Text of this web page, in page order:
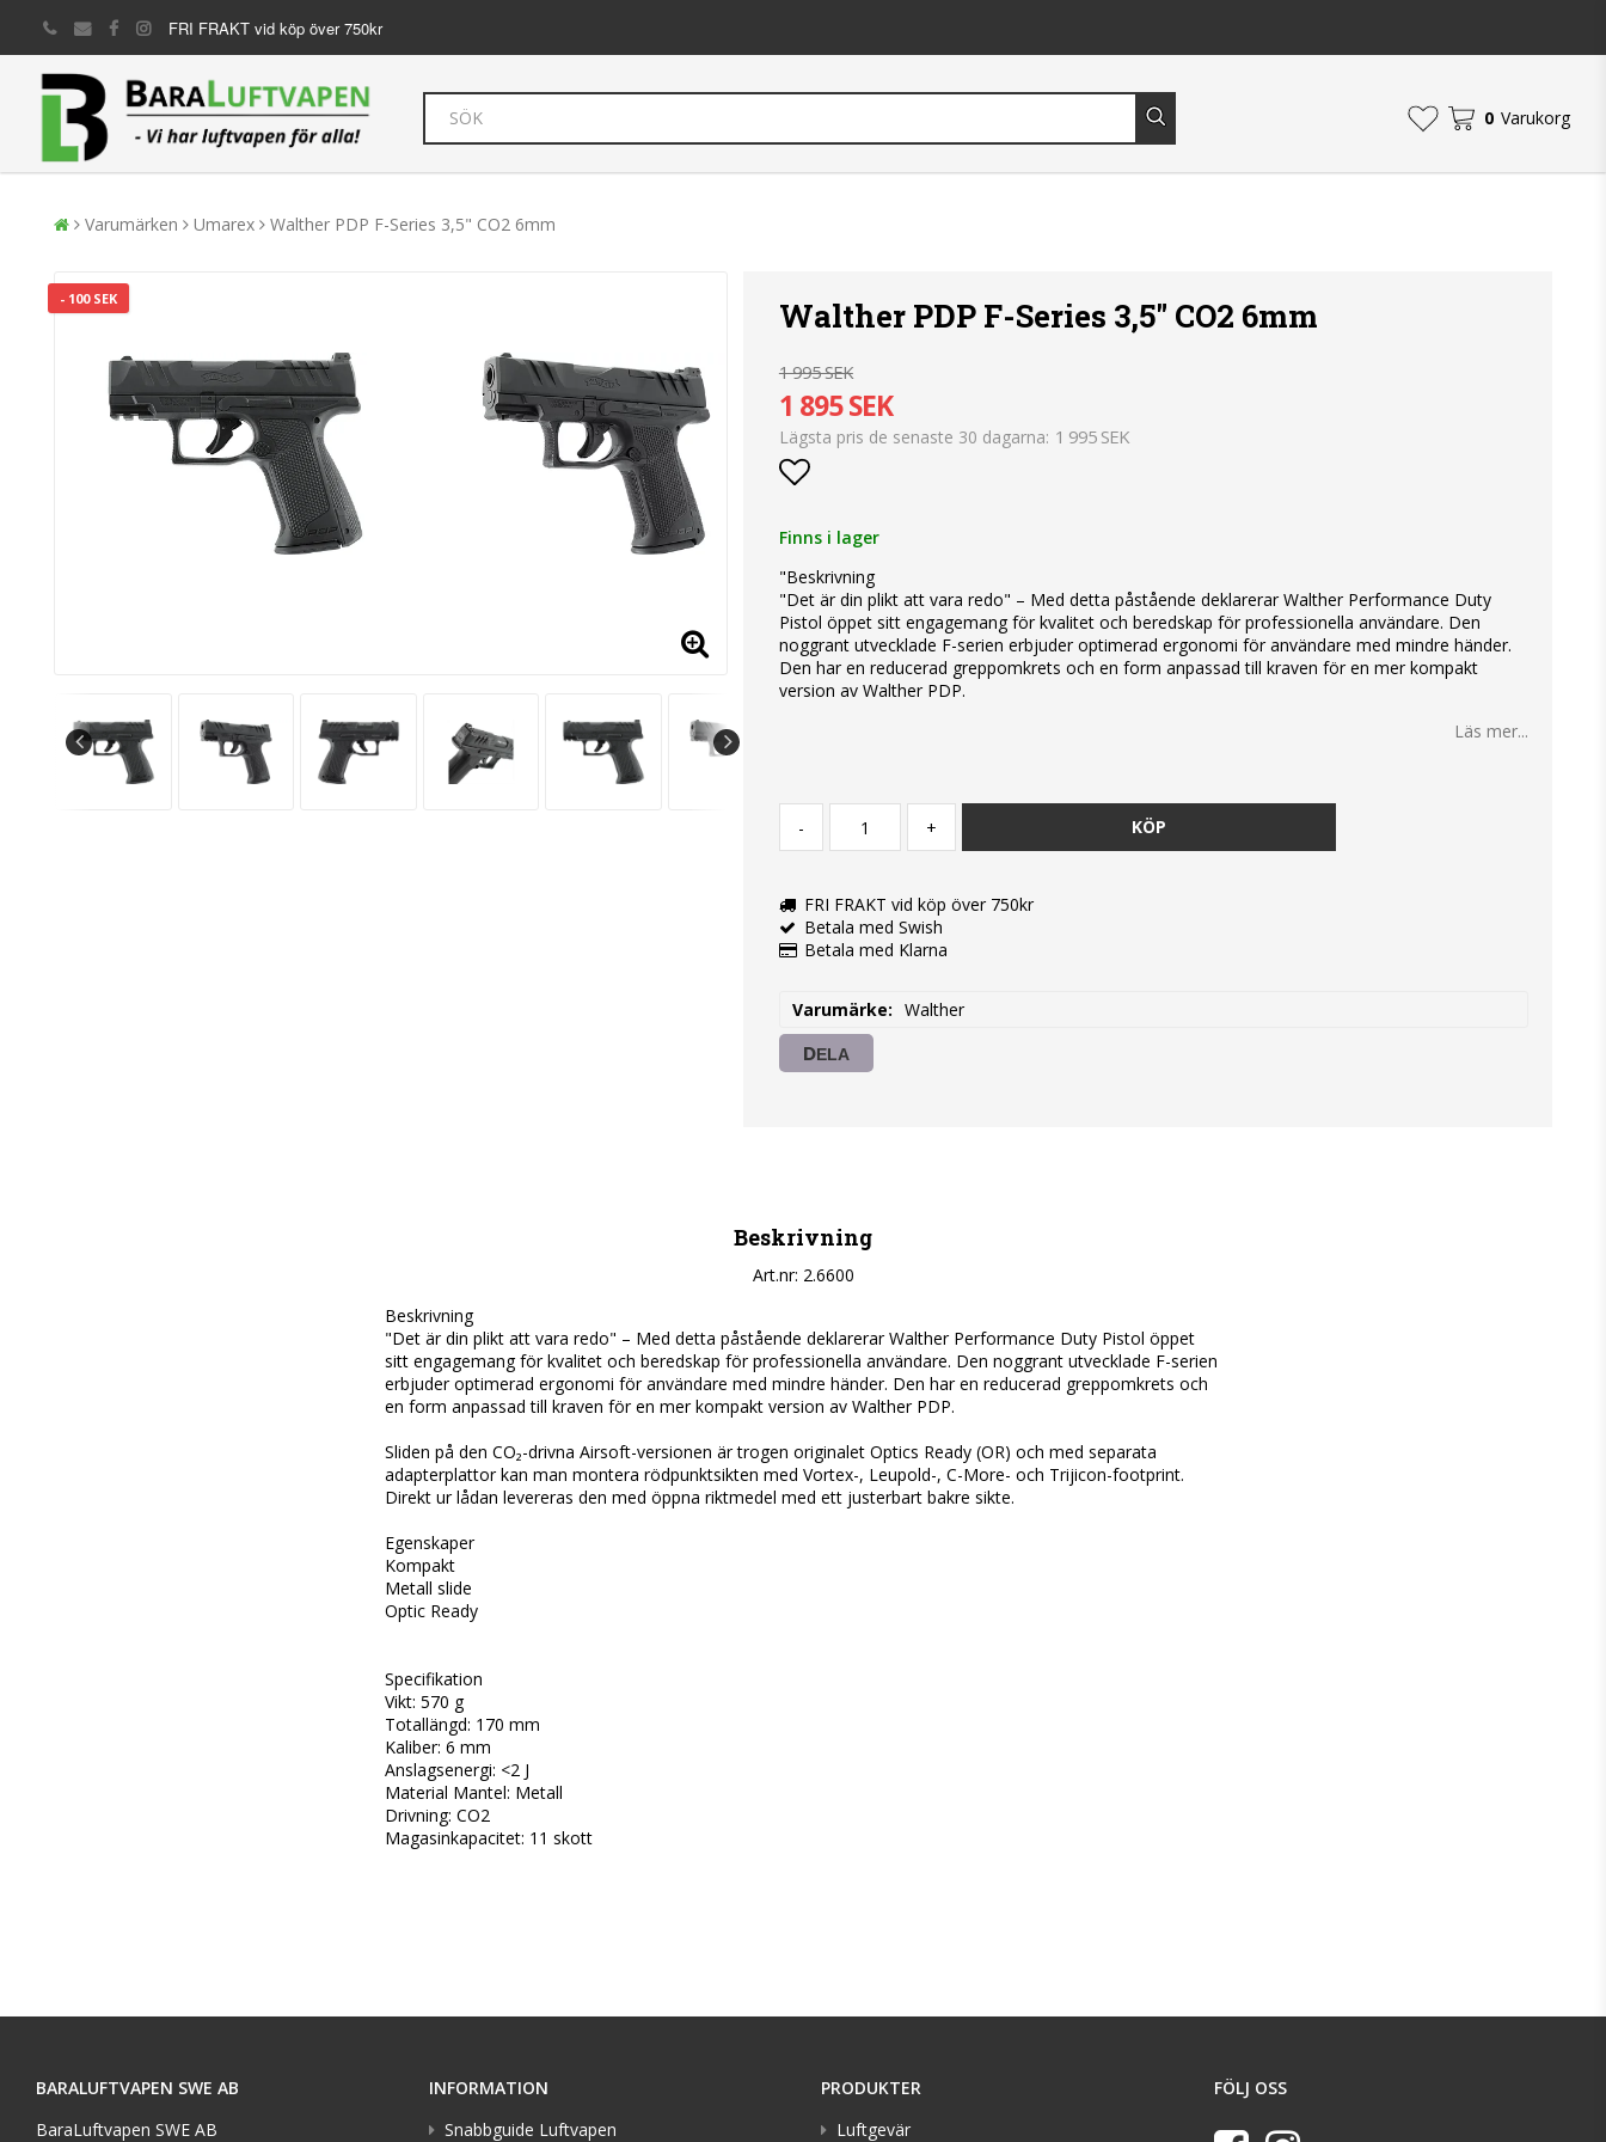
FRI FRAKT vid köp över 750kr
0 Varukorg
Varumärken Umarex Walther PDP F-Series 3,5" CO2 6mm
- 100 SEK Walther PDP F-Series 3,5" CO2 6mm
1 995 SEK
1 895 SEK
Lägsta pris de senaste 30 dagarna 1 995 SEK
Lägg till i favoritlistan
Finns i lager
"Beskrivning
"Det är din plikt att vara redo" – Med detta påstående deklarerar Walther Performance Duty
Pistol öppet sitt engagemang för kvalitet och beredskap för professionella användare. Den
noggrant utvecklade F-serien erbjuder optimerad ergonomi för användare med mindre händer.
Den har en reducerad greppomkrets och en form anpassad till kraven för en mer kompakt
version av Walther PDP.
Läs mer...
- + KÖP
FRI FRAKT vid köp över 750kr
Betala med Swish
Betala med Klarna
Varumärke Walther
DELA
Beskrivning
Art.nr: 2.6600
Beskrivning
"Det är din plikt att vara redo" – Med detta påstående deklarerar Walther Performance Duty Pistol öppet
sitt engagemang för kvalitet och beredskap för professionella användare. Den noggrant utvecklade F-serien
erbjuder optimerad ergonomi för användare med mindre händer. Den har en reducerad greppomkrets och
en form anpassad till kraven för en mer kompakt version av Walther PDP.
Sliden på den CO₂-drivna Airsoft-versionen är trogen originalet Optics Ready (OR) och med separata
adapterplattor kan man montera rödpunktsikten med Vortex-, Leupold-, C-More- och Trijicon-footprint.
Direkt ur lådan levereras den med öppna riktmedel med ett justerbart bakre sikte.
Egenskaper
Kompakt
Metall slide
Optic Ready
Specifikation
Vikt: 570 g
Totallängd: 170 mm
Kaliber: 6 mm
Anslagsenergi: <2 J
Material Mantel: Metall
Drivning: CO2
Magasinkapacitet: 11 skott
BARALUFTVAPEN SWE AB
BaraLuftvapen SWE AB
INFORMATION
Snabbguide Luftvapen
PRODUKTER
Luftgevär
FÖLJ OSS